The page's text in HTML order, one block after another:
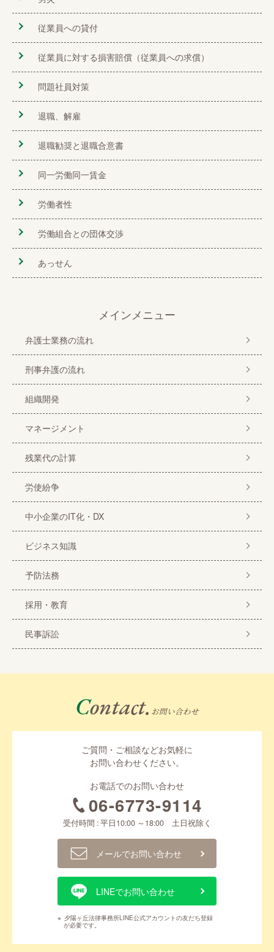
従業員への貸付
従業員に対する損害賠償（従業員への求償）
問題社員対策
退職、解雇
退職勧奨と退職合意書
同一労働同一賃金
労働者性
労働組合との団体交渉
あっせん
メインメニュー
弁護士業務の流れ
刑事弁護の流れ
組織開発
マネージメント
残業代の計算
労使紛争
中小企業のIT化・DX
ビジネス知識
予防法務
採用・教育
民事訴訟
Contact. お問い合わせ
ご質問・ご相談などお気軽に
お問い合わせください。
お電話でのお問い合わせ
06-6773-9114
受付時間 : 平日10:00 ～18:00 土日祝除く
メールでお問い合わせ
LINEでお問い合わせ
※ 夕陽ヶ丘法律事務所LINE公式アカウントの友だち登録
が必要です。